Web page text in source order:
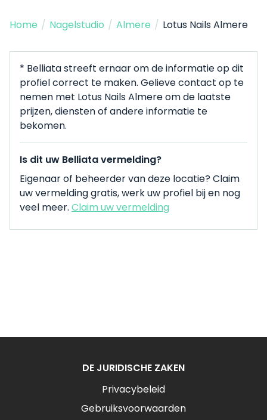
Home / Nagelstudio / Almere / Lotus Nails Almere
* Belliata streeft ernaar om de informatie op dit
profiel correct te maken. Gelieve contact op te
nemen met Lotus Nails Almere om de laatste
prijzen, diensten of andere informatie te
bekomen.
Is dit uw Belliata vermelding?
Eigenaar of beheerder van deze locatie? Claim
uw vermelding gratis, werk uw profiel bij en nog
veel meer. Claim uw vermelding
DE JURIDISCHE ZAKEN
Privacybeleid
Gebruiksvoorwaarden